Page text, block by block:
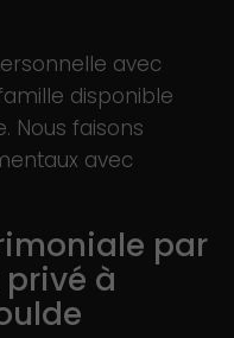
avec
disponible
Nous faisons
avec
par
à